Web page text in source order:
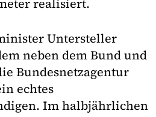
realisiert.
Untersteller
neben dem Bund und
Bundesnetzagentur
echtes
Im halbjährlichen